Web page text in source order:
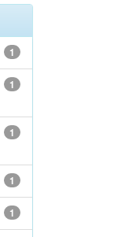
1
1
1
1
1